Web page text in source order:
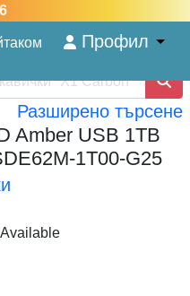
Профил
Разширено търсене
Amber USB 1TB
1T00-G25